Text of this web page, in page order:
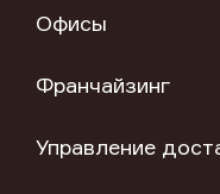
Офисы
Франчайзинг
Управление